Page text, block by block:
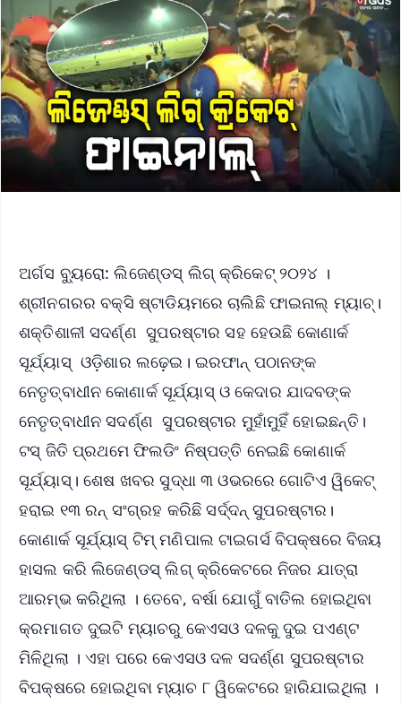
ଅର୍ଗସ ବ୍ୟୁରୋ: ଲିଜେଣ୍ଡସ୍ ଲିଗ୍ କ୍ରିକେଟ୍ ୨୦୨୪ ।
ଶ୍ରୀନଗରର ବକ୍ସି ଷ୍ଟାଡିୟମରେ ଚାଲିଛି ଫାଇନାଲ୍ ମ୍ୟାଚ୍।
ଶକ୍ତିଶାଳୀ ସଦର୍ଣ୍ଣ ସୁପରଷ୍ଟାର ସହ ହେଉଛି କୋଣାର୍କ
ସୂର୍ଯ୍ୟାସ୍ ଓଡ଼ିଶାର ଲଢ଼େଇ। ଇରଫାନ୍ ପଠାନଙ୍କ
ନେତୃତ୍ବାଧୀନ କୋଣାର୍କ ସୂର୍ଯ୍ୟାସ୍ ଓ କେଦାର ଯାଦବଙ୍କ
ନେତୃତ୍ବାଧୀନ ସଦର୍ଣ୍ଣ ସୁପରଷ୍ଟାର ମୁହାଁମୁହିଁ ହୋଇଛନ୍ତି।
ଟସ୍ ଜିତି ପ୍ରଥମେ ଫିଲଡିଂ ନିଷ୍ପତ୍ତି ନେଇଛି କୋଣାର୍କ
ସୂର୍ଯ୍ୟାସ୍। ଶେଷ ଖବର ସୁଦ୍ଧା ୩ ଓଭରରେ ଗୋଟିଏ ୱିକେଟ୍
ହରାଇ ୧୩ ରନ୍ ସଂଗ୍ରହ କରିଛି ସର୍ଦ୍ଦନ୍ ସୁପରଷ୍ଟାର।
କୋଣାର୍କ ସୂର୍ଯ୍ୟାସ୍ ଟିମ୍ ମଣିପାଲ ଟାଇଗର୍ସ ବିପକ୍ଷରେ ବିଜୟ
ହାସଲ କରି ଲିଜେଣ୍ଡସ୍ ଲିଗ୍ କ୍ରିକେଟରେ ନିଜର ଯାତ୍ରା
ଆରମ୍ଭ କରିଥିଲା । ତେବେ, ବର୍ଷା ଯୋଗୁଁ ବାତିଲ ହୋଇଥିବା
କ୍ରମାଗତ ଦୁଇଟି ମ୍ୟାଚରୁ କେଏସଓ ଦଳକୁ ଦୁଇ ପଏଣ୍ଟ
ମିଳିଥିଲା । ଏହା ପରେ କେଏସଓ ଦଳ ସଦର୍ଣ୍ଣ ସୁପରଷ୍ଟାର
ବିପକ୍ଷରେ ହୋଇଥିବା ମ୍ୟାଚ ୮ ୱିକେଟରେ ହାରିଯାଇଥିଲା ।